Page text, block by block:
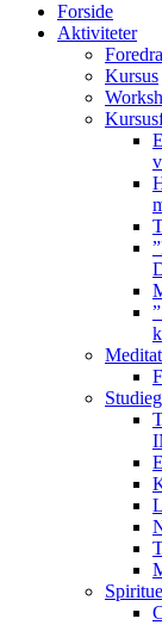
Forside
Aktiviteter
Kursus